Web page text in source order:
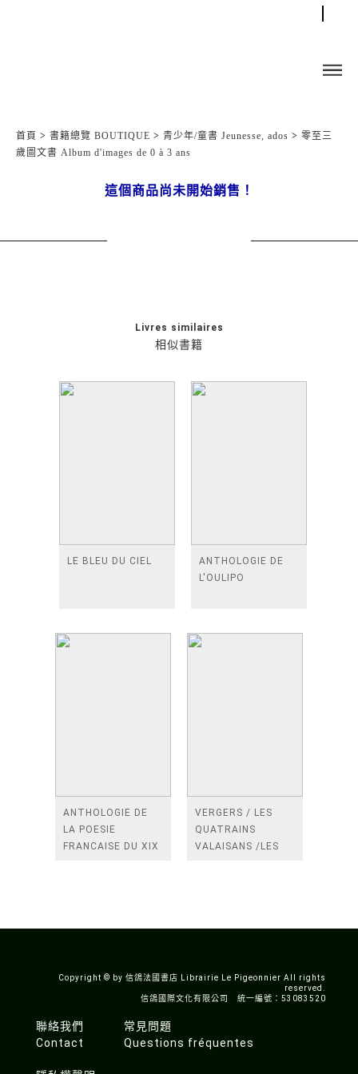
首頁 > 書籍總覽 BOUTIQUE > 青少年/童書 Jeunesse, ados > 零至三
歲圖文書 Album d'images de 0 à 3 ans
這個商品尚未開始銷售！
相似書籍
Livres similaires
LE BLEU DU CIEL
ANTHOLOGIE DE
L'OULIPO
ANTHOLOGIE DE
LA POESIE
FRANCAISE DU XIX
VERGERS / LES
QUATRAINS
VALAISANS /LES
Copyright © by 信鴿法國書店 Librairie Le Pigeonnier All rights
reserved.
信鴿國際文化有限公司 統一編號：53083520
聯絡我們
Contact
常見問題
Questions fréquentes